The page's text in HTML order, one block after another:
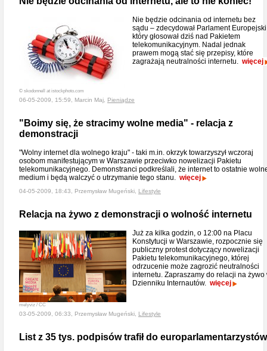
© skodonnell at istockphoto.com
Nie będzie odcinania od internetu bez
sądu – zdecydował Parlament
który głosował dziś nad Pakietem
telekomunikacyjnym. Nadal jednak
prawem mogą stać się przepisy, które
zagrażają neutralności internetu. więcej
06-05-2009, 15:59, Marcin Maj, Pieniądze
"Boimy się, że stracimy wolne media" - relacja z
demonstracji
"Wolny internet dla wolnego kraju" - taki m.in. okrzyk towarzyszył wczoraj
osobom manifestującym w Warszawie przeciwko nowelizacji Pakietu
telekomunikacyjnego. Demonstranci podkreślali, że internet to ostatnie
medium i będą walczyć o utrzymanie tego stanu. więcej
04-05-2009, 18:43, Przemysław Mugeński, Lifestyle
Relacja na żywo z demonstracji o wolność internetu
melyviz / CC
Już za kilka godzin, o 12:00 na Placu
Konstytucji w Warszawie, rozpocznie się
publiczny protest dotyczący nowelizacji
Pakietu telekomunikacyjnego, której
odrzucenie może zagrozić neutralności
internetu. Zapraszamy do relacji na żywo
Dzienniku Internautów. więcej
03-05-2009, 06:33, Przemysław Mugeński, Lifestyle
List z 35 tys. podpisów trafił do europarlamentarzystów